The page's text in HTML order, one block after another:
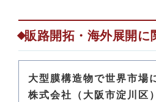
販路開拓・海外展開に
大型膜構造物で世界市場
株式会社（大阪市淀川区